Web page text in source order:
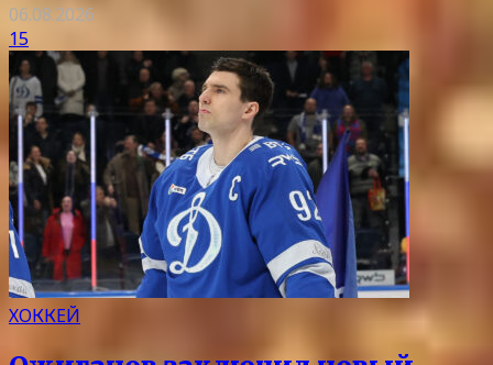
06.08.2026
15
ХОККЕЙ